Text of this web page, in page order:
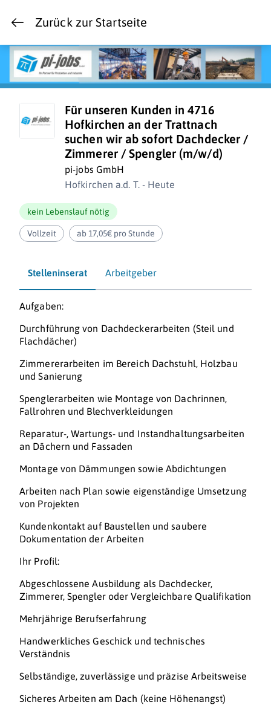
Zurück zur Startseite
Für unseren Kunden in 4716
Hofkirchen an der Trattnach
suchen wir ab sofort Dachdecker /
Zimmerer / Spengler (m/w/d)
pi-jobs GmbH
Hofkirchen a.d. T. - Heute
kein Lebenslauf nötig
Vollzeit ab 17,05€ pro Stunde
Stelleninserat Arbeitgeber
Aufgaben:
Durchführung von Dachdeckerarbeiten (Steil und
Flachdächer)
Zimmererarbeiten im Bereich Dachstuhl, Holzbau
und Sanierung
Spenglerarbeiten wie Montage von Dachrinnen,
Fallrohren und Blechverkleidungen
Reparatur-, Wartungs- und Instandhaltungsarbeiten
an Dächern und Fassaden
Montage von Dämmungen sowie Abdichtungen
Arbeiten nach Plan sowie eigenständige Umsetzung
von Projekten
Kundenkontakt auf Baustellen und saubere
Dokumentation der Arbeiten
Ihr Profil:
Abgeschlossene Ausbildung als Dachdecker,
Zimmerer, Spengler oder Vergleichbare Qualifikation
Mehrjährige Berufserfahrung
Handwerkliches Geschick und technisches
Verständnis
Selbständige, zuverlässige und präzise Arbeitsweise
Sicheres Arbeiten am Dach (keine Höhenangst)